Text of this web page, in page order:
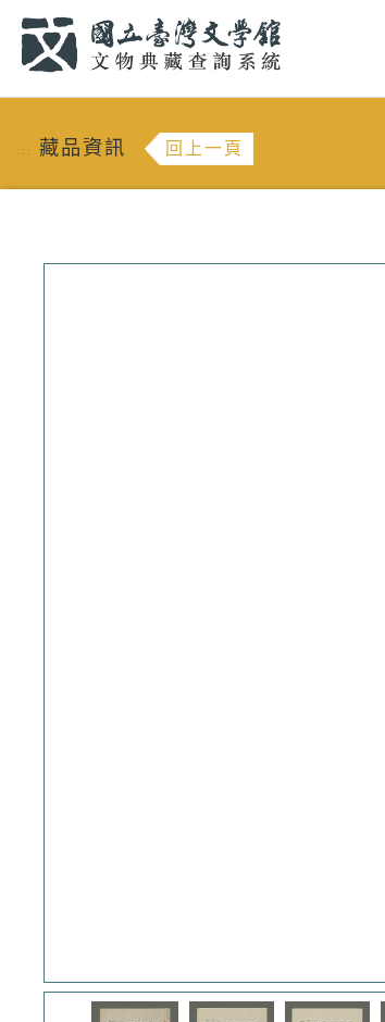
::: 藏品資訊 回上一頁